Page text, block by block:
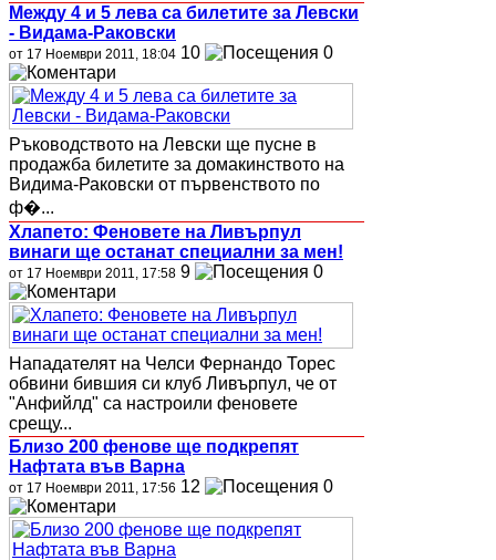
Между 4 и 5 лева са билетите за Левски
- Видама-Раковски
от 17 Ноември 2011, 18:04 10 0
Ръководството на Левски ще пусне в
продажба билетите за домакинството на
Видима-Раковски от първенството по
ф�...
Хлапето: Феновете на Ливърпул
винаги ще останат специални за мен!
от 17 Ноември 2011, 17:58 9 0
Нападателят на Челси Фернандо Торес
обвини бившия си клуб Ливърпул, че от
"Анфийлд" са настроили феновете
срещу...
Близо 200 фенове ще подкрепят
Нафтата във Варна
от 17 Ноември 2011, 17:56 12 0